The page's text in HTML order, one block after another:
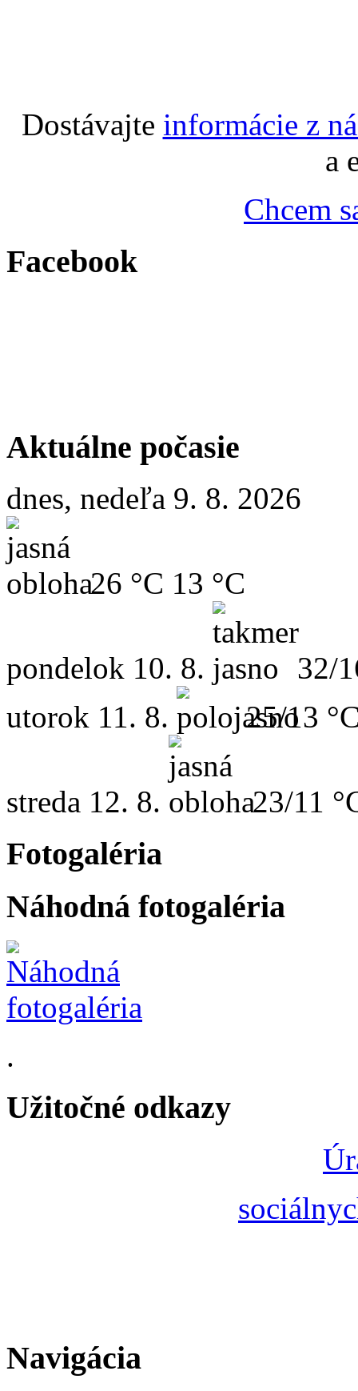
Dostávajte informácie z
a
Chcem
Facebook
Aktuálne počasie
dnes, nedeľa 9. 8. 2026
26 °C 13 °C
pondelok 10. 8.
32/
utorok 11. 8. 25/13
streda 12. 8. 23/11
Fotogaléria
Náhodná fotogaléria
.
Užitočné odkazy
Navigácia